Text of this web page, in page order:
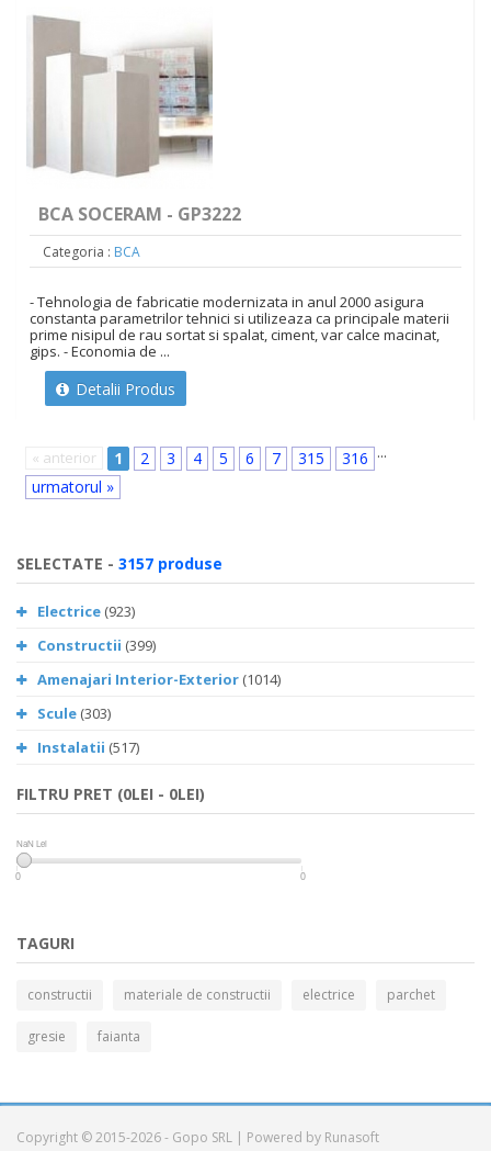
BCA SOCERAM - GP3222
Categoria : BCA
- Tehnologia de fabricatie modernizata in anul 2000 asigura
constanta parametrilor tehnici si utilizeaza ca principale materii
prime nisipul de rau sortat si spalat, ciment, var calce macinat,
gips. - Economia de ...
Detalii Produs
« anterior 1 2 3 4 5 6 7 ...
315
316
urmatorul »
SELECTATE - 3157 produse
Electrice (923)
Constructii (399)
Amenajari Interior-Exterior (1014)
Scule (303)
Instalatii (517)
FILTRU PRET (0LEI - 0LEI)
NaN Lei
NaN Lei
0 0
TAGURI
constructii materiale de constructii electrice parchet
gresie faianta
Copyright © 2015-2026 - Gopo SRL | Powered by Runasoft